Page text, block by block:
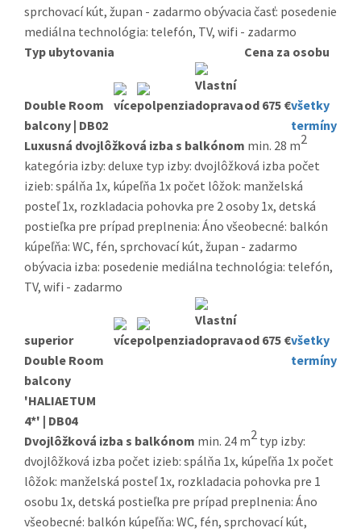
sprchovací kút, župan - zadarmo obývacia časť: posedenie
mediálna technológia: telefón, TV, wifi - zadarmo
Typ ubytovania
Cena za osobu
Double Room
balcony | DB02
od 675 €všetky
termíny
Luxusná dvojlôžková izba s balkónom min. 28 m2
kategória izby: deluxe typ izby: dvojlôžková izba počet
izieb: spálňa 1x, kúpeľňa 1x počet lôžok: manželská
posteľ 1x, rozkladacia pohovka pre 2 osoby 1x, detská
postieľka pre prípad preplnenia: Áno všeobecné: balkón
kúpeľňa: WC, fén, sprchovací kút, župan - zadarmo
obývacia izba: posedenie mediálna technológia: telefón,
TV, wifi - zadarmo
superior
Double Room
balcony
'HALIAETUM
4*' | DB04
od 675 €všetky
termíny
Dvojlôžková izba s balkónom min. 24 m2 typ izby:
dvojlôžková izba počet izieb: spálňa 1x, kúpeľňa 1x počet
lôžok: manželská posteľ 1x, rozkladacia pohovka pre 1
osobu 1x, detská postieľka pre prípad preplnenia: Áno
všeobecné: balkón kúpeľňa: WC, fén, sprchovací kút,